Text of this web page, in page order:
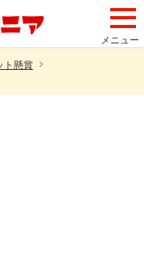
メニュー
ト懸賞